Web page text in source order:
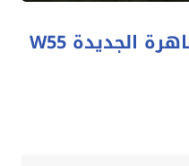
مول W55 واتر واي القاهرة الجديدة W55